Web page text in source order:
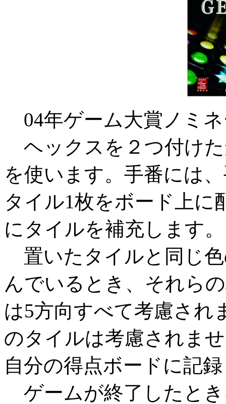
04年ゲーム大賞ノミ
ヘックスを２つ付け
を使います。手番には
タイル1枚をボード上に
にタイルを補充します。
置いたタイルと同じ
んでいるとき、それら
は5方向すべて考慮され
のタイルは考慮されま
自分の得点ボードに記
ゲームが終了したと